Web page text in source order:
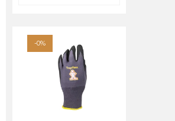
-0%